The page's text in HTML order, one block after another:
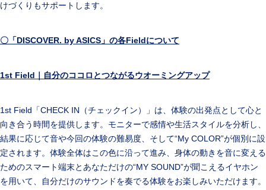
けづくりもサポートします。
〇「DISCOVER. by ASICS 」の各Fieldについて
1st Field ｜自分のココロとつながるウオーミングアップ
1st Field「CHECK IN（チェックイン）」は、体験の出発点として心と
向き合う時間を提供します。モニターで感情や生活スタイルを分析し、
結果に応じて音や今回の体験の難易度、そして“My COLOR”が個別に設
定されます。体験全体はこの色に沿って進み、身体の動きを音に変える
ためのスマート端末とあなただけの“MY SOUND”が聞こえるイヤホン
を用いて、自分だけのサウンドを奏でる体験をお楽しみいただけます。